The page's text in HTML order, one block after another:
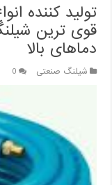
تولید کننده
قوی ترین
دماهای بالا
شیلنگ صنعتی 0